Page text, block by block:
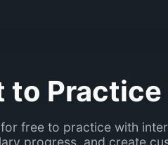
to
free to practice with
progress, and create